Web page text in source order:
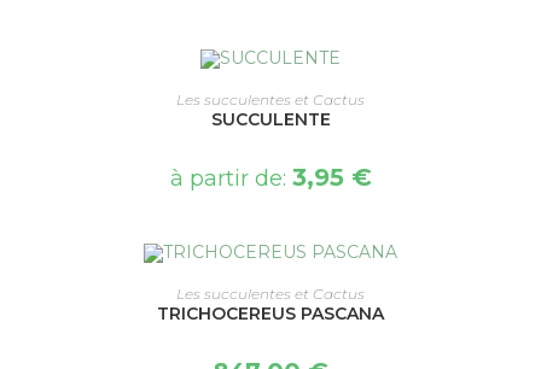
CHOIX DES OPTIONS
Les succulentes et Cactus
SUCCULENTE
à partir de: 3,95 €
CHOIX DES OPTIONS
Les succulentes et Cactus
TRICHOCEREUS PASCANA